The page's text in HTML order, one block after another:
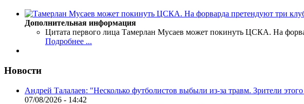
Дополнительная информация
Цитата первого лица Тамерлан Мусаев может покинуть ЦСКА. На
Подробнее ...
Новости
Андрей Талалаев: "Несколько футболистов выбыли из-за травм. Зрители
07/08/2026 - 14:42